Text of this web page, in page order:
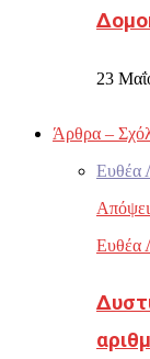
23
Άρθρα –
Ευθέα
Ευθέα